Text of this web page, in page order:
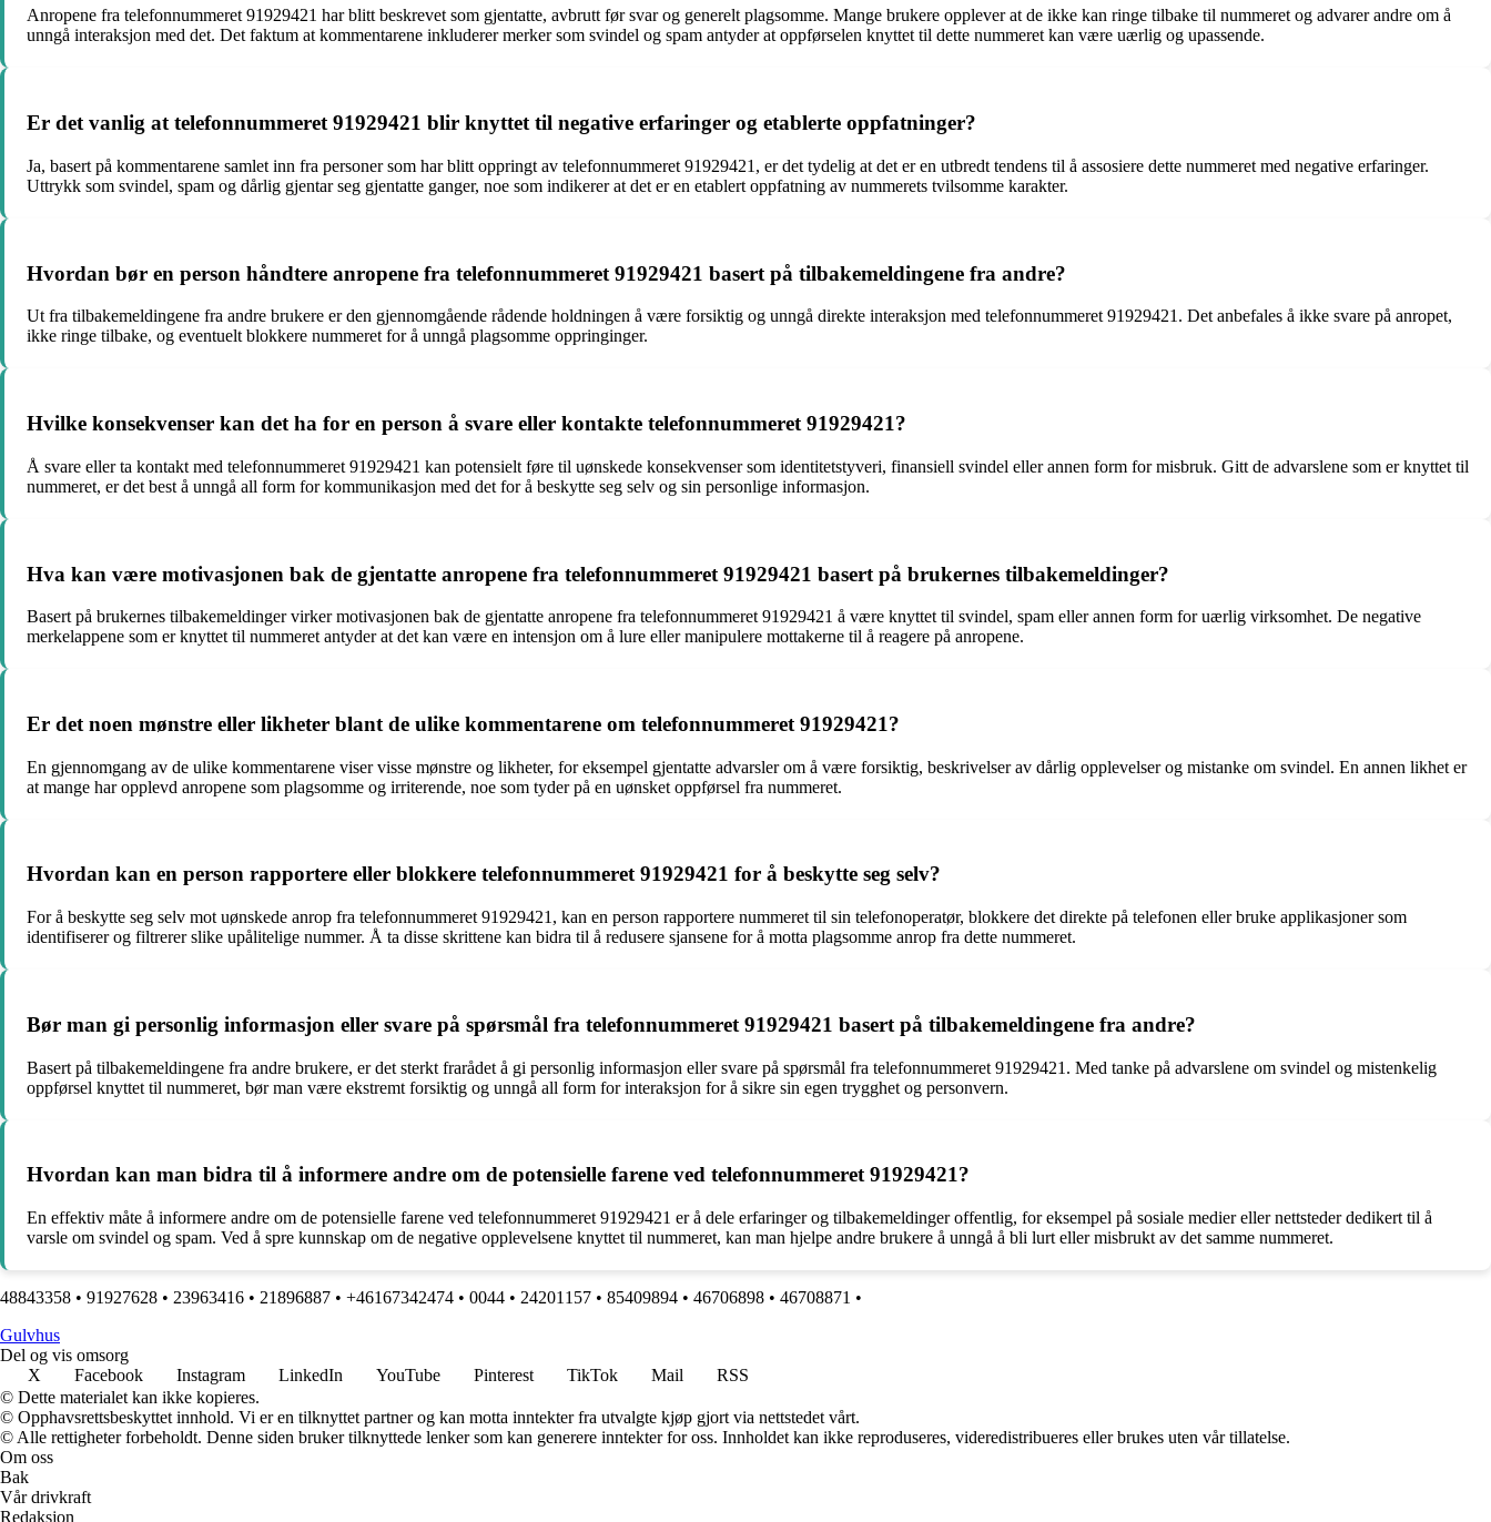
Anropene fra telefonnummeret 91929421 har blitt beskrevet som gjentatte, avbrutt før svar og generelt plagsomme. Mange brukere opplever at de ikke kan ringe tilbake til nummeret og advarer andre om å
unngå interaksjon med det. Det faktum at kommentarene inkluderer merker som svindel og spam antyder at oppførselen knyttet til dette nummeret kan være uærlig og upassende.
Er det vanlig at telefonnummeret 91929421 blir knyttet til negative erfaringer og etablerte oppfatninger?
Ja, basert på kommentarene samlet inn fra personer som har blitt oppringt av telefonnummeret 91929421, er det tydelig at det er en utbredt tendens til å assosiere dette nummeret med negative erfaringer.
Uttrykk som svindel, spam og dårlig gjentar seg gjentatte ganger, noe som indikerer at det er en etablert oppfatning av nummerets tvilsomme karakter.
Hvordan bør en person håndtere anropene fra telefonnummeret 91929421 basert på tilbakemeldingene fra andre?
Ut fra tilbakemeldingene fra andre brukere er den gjennomgående rådende holdningen å være forsiktig og unngå direkte interaksjon med telefonnummeret 91929421. Det anbefales å ikke svare på anropet,
ikke ringe tilbake, og eventuelt blokkere nummeret for å unngå plagsomme oppringinger.
Hvilke konsekvenser kan det ha for en person å svare eller kontakte telefonnummeret 91929421?
Å svare eller ta kontakt med telefonnummeret 91929421 kan potensielt føre til uønskede konsekvenser som identitetstyveri, finansiell svindel eller annen form for misbruk. Gitt de advarslene som er knyttet til
nummeret, er det best å unngå all form for kommunikasjon med det for å beskytte seg selv og sin personlige informasjon.
Hva kan være motivasjonen bak de gjentatte anropene fra telefonnummeret 91929421 basert på brukernes tilbakemeldinger?
Basert på brukernes tilbakemeldinger virker motivasjonen bak de gjentatte anropene fra telefonnummeret 91929421 å være knyttet til svindel, spam eller annen form for uærlig virksomhet. De negative
merkelappene som er knyttet til nummeret antyder at det kan være en intensjon om å lure eller manipulere mottakerne til å reagere på anropene.
Er det noen mønstre eller likheter blant de ulike kommentarene om telefonnummeret 91929421?
En gjennomgang av de ulike kommentarene viser visse mønstre og likheter, for eksempel gjentatte advarsler om å være forsiktig, beskrivelser av dårlig opplevelser og mistanke om svindel. En annen likhet er
at mange har opplevd anropene som plagsomme og irriterende, noe som tyder på en uønsket oppførsel fra nummeret.
Hvordan kan en person rapportere eller blokkere telefonnummeret 91929421 for å beskytte seg selv?
For å beskytte seg selv mot uønskede anrop fra telefonnummeret 91929421, kan en person rapportere nummeret til sin telefonoperatør, blokkere det direkte på telefonen eller bruke applikasjoner som
identifiserer og filtrerer slike upålitelige nummer. Å ta disse skrittene kan bidra til å redusere sjansene for å motta plagsomme anrop fra dette nummeret.
Bør man gi personlig informasjon eller svare på spørsmål fra telefonnummeret 91929421 basert på tilbakemeldingene fra andre?
Basert på tilbakemeldingene fra andre brukere, er det sterkt frarådet å gi personlig informasjon eller svare på spørsmål fra telefonnummeret 91929421. Med tanke på advarslene om svindel og mistenkelig
oppførsel knyttet til nummeret, bør man være ekstremt forsiktig og unngå all form for interaksjon for å sikre sin egen trygghet og personvern.
Hvordan kan man bidra til å informere andre om de potensielle farene ved telefonnummeret 91929421?
En effektiv måte å informere andre om de potensielle farene ved telefonnummeret 91929421 er å dele erfaringer og tilbakemeldinger offentlig, for eksempel på sosiale medier eller nettsteder dedikert til å
varsle om svindel og spam. Ved å spre kunnskap om de negative opplevelsene knyttet til nummeret, kan man hjelpe andre brukere å unngå å bli lurt eller misbrukt av det samme nummeret.
48843358 • 91927628 • 23963416 • 21896887 • +46167342474 • 0044 • 24201157 • 85409894 • 46706898 • 46708871 •
Gulvhus
Del og vis omsorg
X
Facebook Instagram LinkedIn YouTube Pinterest TikTok Mail
RSS
© Dette materialet kan ikke kopieres.
© Opphavsrettsbeskyttet innhold. Vi er en tilknyttet partner og kan motta inntekter fra utvalgte kjøp gjort via nettstedet vårt.
© Alle rettigheter forbeholdt. Denne siden bruker tilknyttede lenker som kan generere inntekter for oss. Innholdet kan ikke reproduseres, videredistribueres eller brukes uten vår tillatelse.
Om oss
Bak
Vår drivkraft
Redaksjon